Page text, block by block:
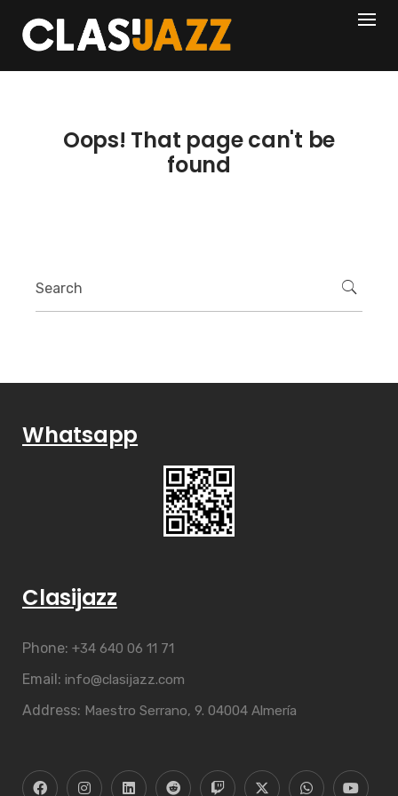
content
404
Oops! That page can't be
found
Whatsapp
Clasijazz
Phone: +34 640 06 11 71
Email: info@clasijazz.com
Address: Maestro Serrano, 9. 04004 Almería